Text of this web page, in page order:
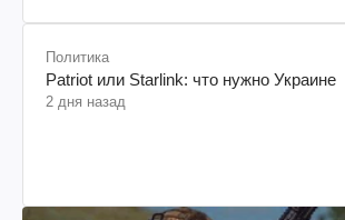
Политика
Patriot или Starlink: что нужно Украине